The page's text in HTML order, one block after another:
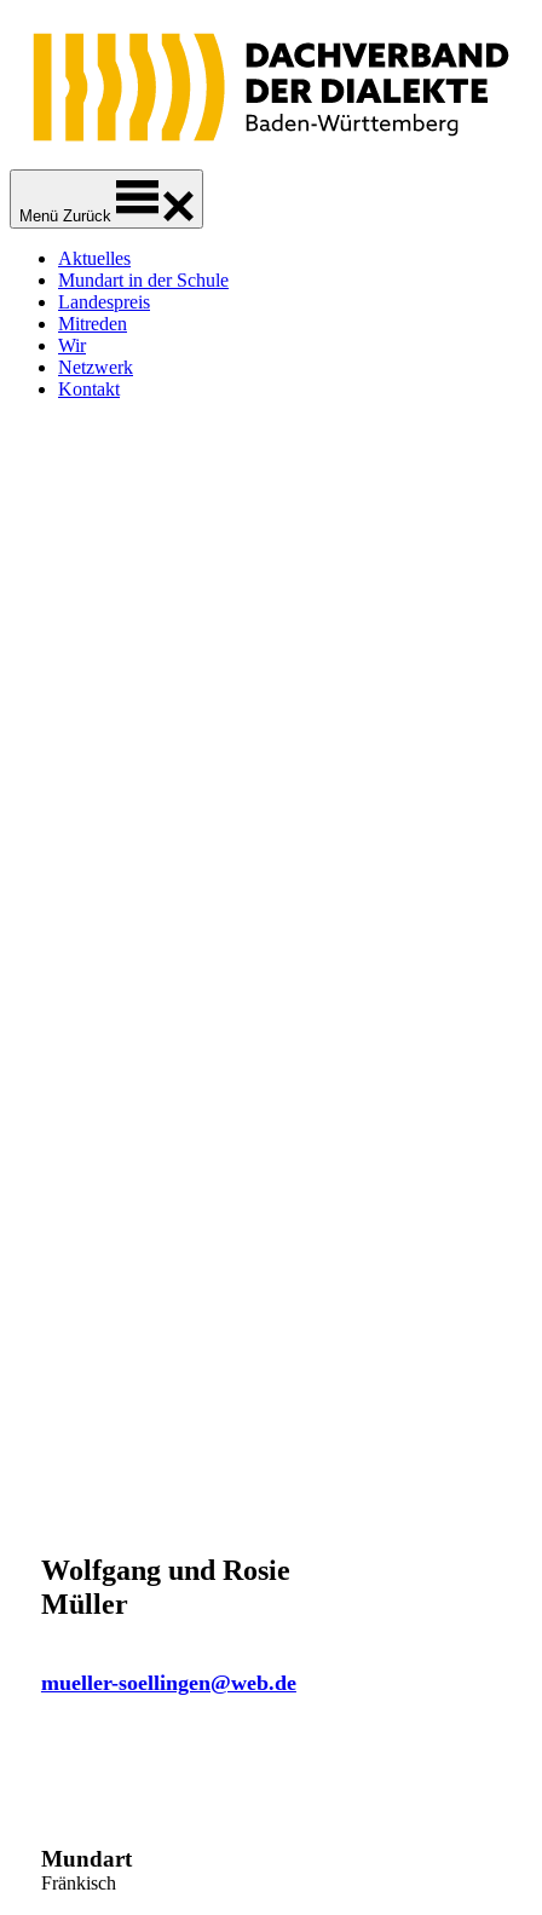
Navigation
Inhalt
Footer
Dachverband der Dialekte Baden-Württemberg
Sprachliche Vielfalt
Menü Zurück
Aktuelles
Mundart in der Schule
Landespreis
Mitreden
Wir
Netzwerk
Kontakt
Wolfgang und Rosie
Müller
mueller-soellingen@web.de
Mundart
Fränkisch